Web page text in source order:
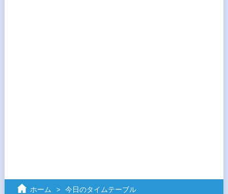
ホーム 今日のタイムテーブル